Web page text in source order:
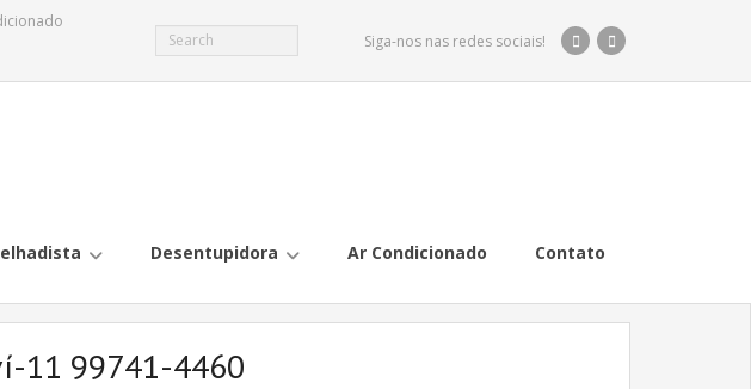
Siga-nos nas redes sociais!
Desentupidora Ar Condicionado Contato
11 99741-4460